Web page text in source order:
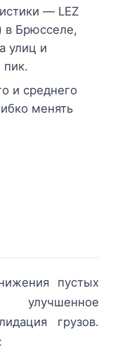
— LEZ
в Брюсселе,
улиц и
пик.
и среднего
менять
пустых
грузов.